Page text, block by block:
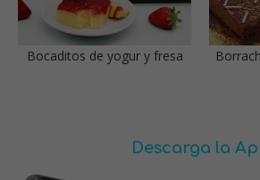
Bocaditos de yogur y fresa
Descarga la